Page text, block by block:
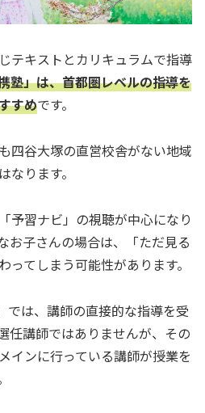
テキストとカリキュラムで指導
塾」は、首都圏レベルの指導を
すめです。
四谷大塚の直営校舎がない地域
なります。
予習ナビ」の視聴が中心になり
お子さんの場合は、「ただ見る
ってしまう可能性があります。
では、講師の直接的な指導を受
任講師ではありませんが、その
インに行っている講師が授業を